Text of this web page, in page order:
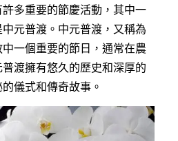
多重要的節慶活動，其中一
元普渡。中元普渡，又稱為
中一個重要的節日，通常在農
渡擁有悠久的歷史和深厚的
儀式和傳奇故事。